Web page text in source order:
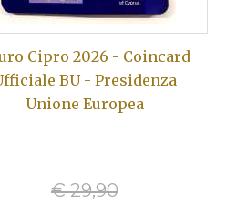
Cipro 2026 - Coincard
BU - Presidenza
Unione Europea
€ 29,90